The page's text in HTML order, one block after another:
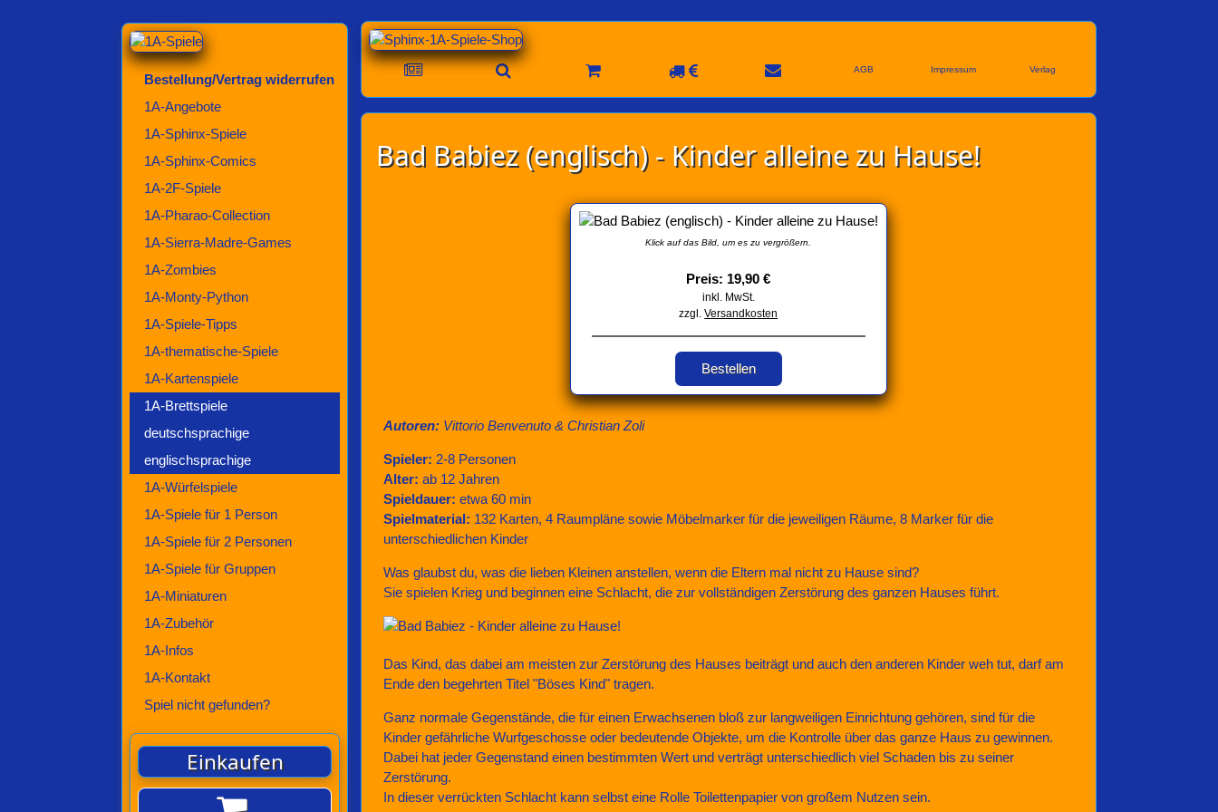
Bestellung/Vertrag widerrufen
1A-Angebote
1A-Sphinx-Spiele
1A-Sphinx-Comics
1A-2F-Spiele
1A-Pharao-Collection
1A-Sierra-Madre-Games
1A-Zombies
1A-Monty-Python
1A-Spiele-Tipps
1A-thematische-Spiele
1A-Kartenspiele
1A-Brettspiele
deutschsprachige
englischsprachige
1A-Würfelspiele
1A-Spiele für 1 Person
1A-Spiele für 2 Personen
1A-Spiele für Gruppen
1A-Miniaturen
1A-Zubehör
1A-Infos
1A-Kontakt
Spiel nicht gefunden?
Einkaufen
AGB Impressum Verlag
Bad Babiez (englisch) - Kinder alleine zu Hause!
Klick auf das Bild, um es zu vergrößern.
Preis: 19,90 €
inkl. MwSt.
zzgl.Versandkosten
Bestellen
Autoren:Vittorio Benvenuto & Christian Zoli
Spieler: 2-8 Personen
Alter: ab 12 Jahren
Spieldauer: etwa 60 min
Spielmaterial: 132 Karten, 4 Raumpläne sowie Möbelmarker für die jeweiligen Räume, 8 Marker für die
unterschiedlichen Kinder
Was glaubst du, was die lieben Kleinen anstellen, wenn die Eltern mal nicht zu Hause sind?
Sie spielen Krieg und beginnen eine Schlacht, die zur vollständigen Zerstörung des ganzen Hauses führt.
Das Kind, das dabei am meisten zur Zerstörung des Hauses beiträgt und auch den anderen Kinder weh tut, darf am
Ende den begehrten Titel "Böses Kind" tragen.
Ganz normale Gegenstände, die für einen Erwachsenen bloß zur langweiligen Einrichtung gehören, sind für die
Kinder gefährliche Wurfgeschosse oder bedeutende Objekte, um die Kontrolle über das ganze Haus zu gewinnen.
Dabei hat jeder Gegenstand einen bestimmten Wert und verträgt unterschiedlich viel Schaden bis zu seiner
Zerstörung.
In dieser verrückten Schlacht kann selbst eine Rolle Toilettenpapier von großem Nutzen sein.